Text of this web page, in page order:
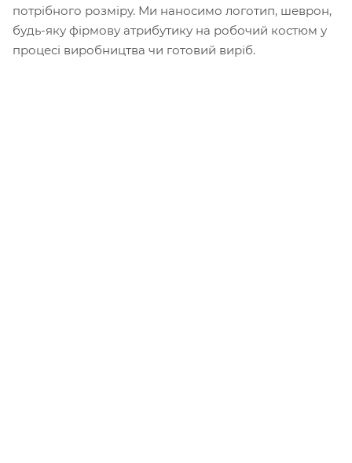
потрібного розміру. Ми наносимо логотип, шеврон,
будь-яку фірмову атрибутику на робочий костюм у
процесі виробництва чи готовий виріб.